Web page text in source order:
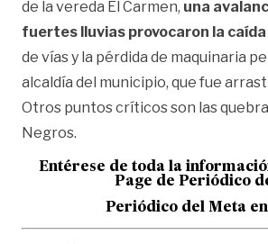
de la vereda El Carmen, una
fuertes lluvias provocaron la
de vías y la pérdida de maquinaria
alcaldía del municipio, que fue
Otros puntos críticos son las
Negros.
Entérese de toda la
Page de Periódico
Periódico del Meta